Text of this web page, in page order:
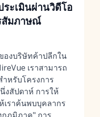
ระเมินผ่านวิดีโอ
สัมภาษณ์
องบริษัทค้าปลีกใน
เราสามารถ
หรับโครงการ
งสัปดาห์ การให้
เราค้นพบบุคลากร